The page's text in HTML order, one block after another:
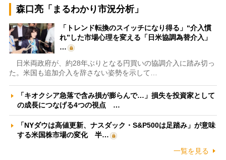
森口亮「まるわかり市況分析」
「トレンド転換のスイッチになり得る」“介入慣
れ”した市場心理を変える「日米協調為替介入」
…
日米両政府が、約28年ぶりとなる円買いの協調介入に踏み切っ
た。米国も追加介入を辞さない姿勢を示して…
「キオクシア急落で含み損が膨らんで…」損失を投資家として
の成長につなげる4つの視点 …
「NYダウは高値更新、ナスダック・S&P500は足踏み」が意味
する米国株市場の変化 半…
一覧を見る